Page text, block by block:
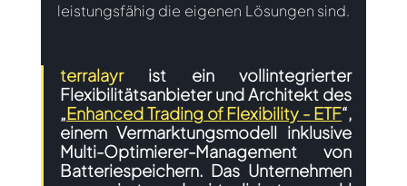
leistungsfähig die eigenen Lösungen sind.
terralayr ist ein vollintegrierter
Flexibilitätsanbieter und Architekt des
„Enhanced Trading of Flexibility - ETF“,
einem Vermarktungsmodell inklusive
Multi-Optimierer-Management von
Batteriespeichern. Das Unternehmen